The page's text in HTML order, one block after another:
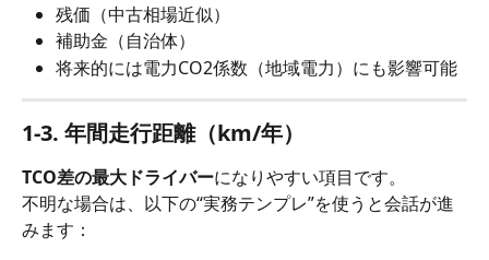
残価（中古相場近似）
補助金（自治体）
将来的には電力CO2係数（地域電力）にも影響可能
1-3. 年間走行距離（km/年）
TCO差の最大ドライバーになりやすい項目です。
不明な場合は、以下の“実務テンプレ”を使うと会話が進
みます：